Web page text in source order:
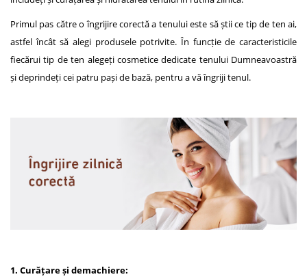
Primul pas către o îngrijire corectă a tenului este să știi ce tip de ten ai,
astfel încât să alegi produsele potrivite. În funcție de caracteristicile
fiecărui tip de ten alegeți cosmetice dedicate tenului Dumneavoastră
și deprindeți cei patru pași de bază, pentru a vă îngriji tenul.
1. Curățare și demachiere: